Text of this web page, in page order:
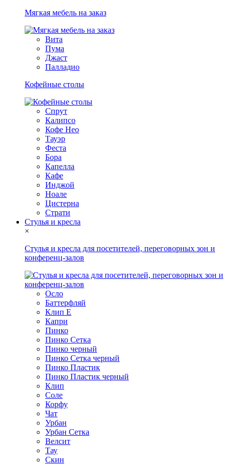
Мягкая мебель на заказ
Вита
Пума
Джаст
Палладио
Кофейные столы
Спрут
Калипсо
Кофе Нео
Тауэр
Феста
Бора
Капелла
Кафе
Инджой
Ноале
Цистерна
Страти
Стулья и кресла
×
Стулья и кресла для посетителей, переговорных зон и
конференц-залов
Осло
Баттерфляй
Клип Е
Капри
Пинко
Пинко Сетка
Пинко черный
Пинко Сетка черный
Пинко Пластик
Пинко Пластик черный
Клип
Соле
Корфу
Чат
Урбан
Урбан Сетка
Велсит
Тау
Скин